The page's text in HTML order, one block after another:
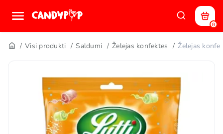
0
Visi produkti Saldumi Želejas konfektes Želejas